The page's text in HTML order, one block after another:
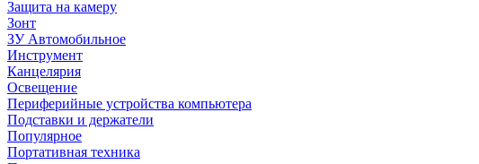
Защита на камеру
Зонт
ЗУ Автомобильное
Инструмент
Канцелярия
Освещение
Периферийные устройства компьютера
Подставки и держатели
Популярное
Портативная техника